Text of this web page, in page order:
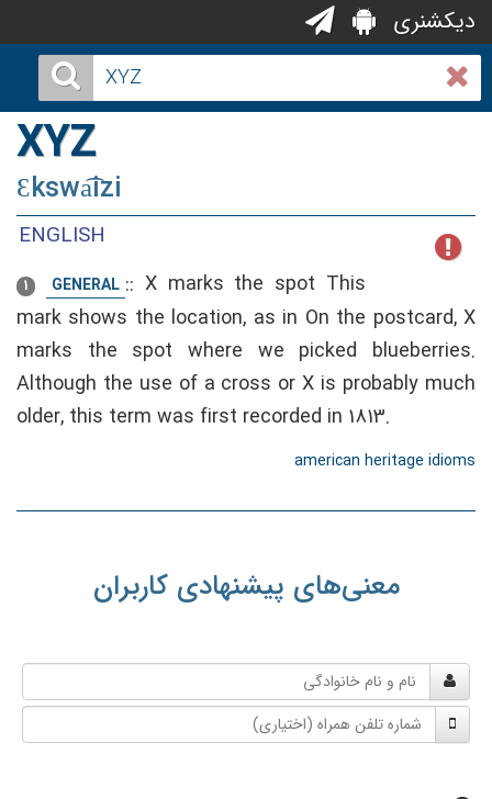
دیکشنری
XYZ
Ɛkswa͡izi
ENGLISH
1 GENERAL :: X marks the spot This
mark shows the location, as in On the postcard, X
marks the spot where we picked blueberries.
Although the use of a cross or X is probably much
older, this term was first recorded in 1813.
american heritage idioms
معنی‌های پیشنهادی کاربران
و
نام
خانوادگی
شماره
تلفن